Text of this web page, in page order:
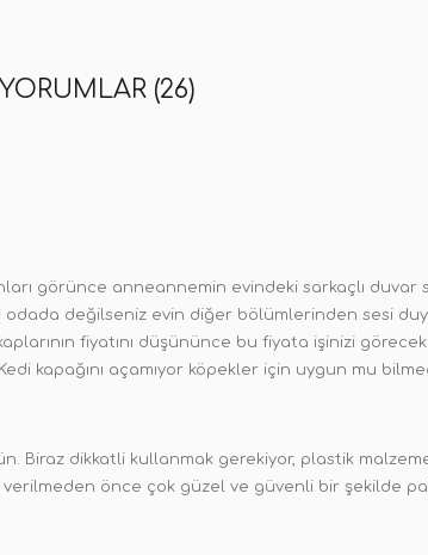
YORUMLAR (26)
görünce anneannemin evindeki sarkaçlı duvar
odada değilseniz evin diğer bölümlerinden sesi
fiyatını düşününce bu fiyata işinizi
kapağını açamıyor köpekler için uygun mu
Biraz dikkatli kullanmak gerekiyor, plastik
verilmeden önce çok güzel ve güvenli bir şekilde